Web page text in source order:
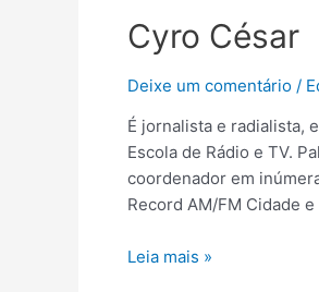
Cyro César
Deixe um comentário /
É jornalista e radialista,
Escola de Rádio e TV.
coordenador em
Record AM/FM Cidade
Leia mais »